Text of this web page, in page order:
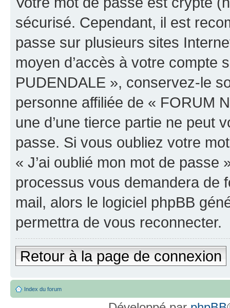
sécurisé. Cependant, il est
passe sur plusieurs sites
moyen d’accès à votre compte
PUDENDALE », conservez-le
personne affiliée de « FORUM
une d’une tierce partie ne peut
passe. Si vous oubliez votre
« J’ai oublié mon mot de passe
processus vous demandera de
mail, alors le logiciel phpBB
permettra de vous reconnecter.
Retour à la page de connexion
Index du forum